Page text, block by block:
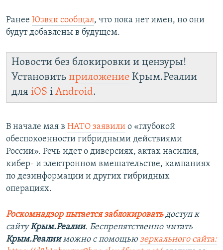
Ранее Юзвяк сообщал, что пока нет имен, но они
будут добавлены в будущем.
Новости без блокировки и цензуры!
Установить приложение Крым.Реалии
для iOS і Android.
В начале мая в НАТО заявили о «глубокой
обеспокоенности гибридными действиями
России». Речь идет о диверсиях, актах насилия,
кибер- и электронном вмешательстве, кампаниях
по дезинформации и других гибридных
операциях.
Роскомнадзор пытается заблокировать доступ к
сайтуКрым.Реалии. Беспрепятственно читать
Крым.Реалииможно с помощью зеркального сайта: